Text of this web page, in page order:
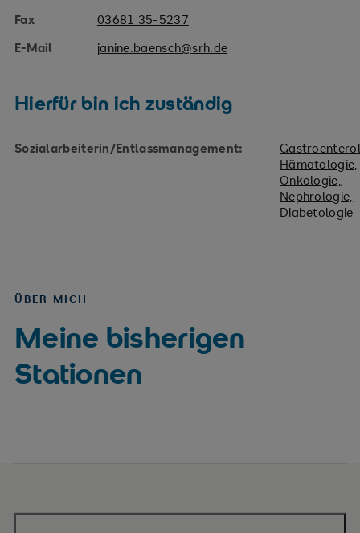
Fax
03681 35-5237
E-Mail
janine.baensch@srh.de
Hierfür bin ich zuständig
Sozialarbeiterin/Entlassmanagement:
Hämatologie,
Onkologie,
Nephrologie,
Diabetologie
ÜBER MICH
Meine bisherigen
Stationen